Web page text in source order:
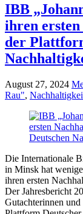
IBB
ihren
der
August 27, 2024
Rau",
Die Internationale
in Minsk hat
ihren ersten
Der Jahresbericht
Gutachterinnen